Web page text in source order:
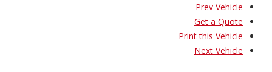
Prev Vehicle
Get a Quote
Print this Vehicle
Next Vehicle